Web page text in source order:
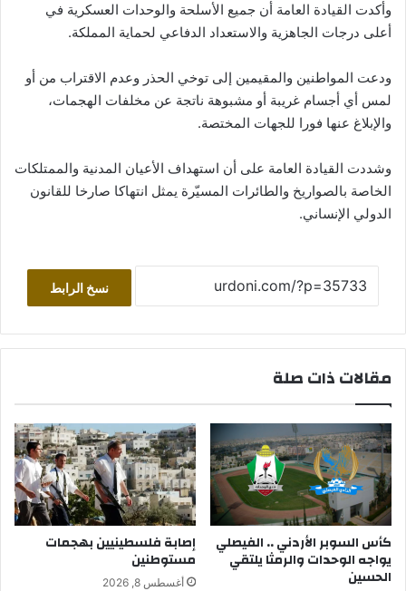
وأكدت القيادة العامة أن جميع الأسلحة والوحدات العسكرية في
أعلى درجات الجاهزية والاستعداد الدفاعي لحماية المملكة.
ودعت المواطنين والمقيمين إلى توخي الحذر وعدم الاقتراب من أو
لمس أي أجسام غريبة أو مشبوهة ناتجة عن مخلفات الهجمات،
والإبلاغ عنها فورا للجهات المختصة.
وشددت القيادة العامة على أن استهداف الأعيان المدنية والممتلكات
الخاصة بالصواريخ والطائرات المسيّرة يمثل انتهاكا صارخا للقانون
الدولي الإنساني.
نسخ الرابط
مقالات ذات صلة
كأس السوبر الأردني .. الفيصلي
يواجه الوحدات والرمثا يلتقي
الحسين
إصابة فلسطينيين بهجمات
مستوطنين
أغسطس 8, 2026